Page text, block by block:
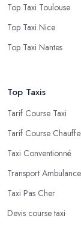
Top Taxi Toulouse
Top Taxi Nice
Top Taxi Nantes
Top Taxis
Tarif Course Taxi
Tarif Course
Taxi Conventionné
Transport Ambulance
Taxi Pas Cher
Devis course taxi